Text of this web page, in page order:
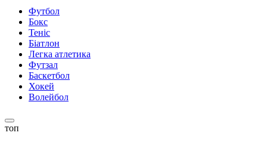
Футбол
Бокс
Теніс
Біатлон
Легка атлетика
Футзал
Баскетбол
Хокей
Волейбол
топ